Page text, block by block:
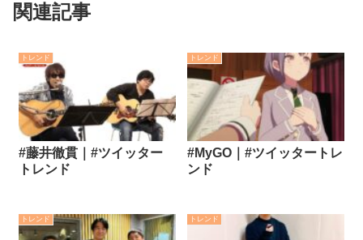
関連記事
トレンド
#藤井徹貫｜#ツイッター
トレンド
トレンド
#MyGO｜#ツイッタートレ
ンド
トレンド トレンド